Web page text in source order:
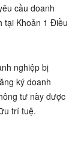
cầu doanh
tại Khoản 1 Điều
nghiệp bị
ký doanh
tư này được
trí tuệ.